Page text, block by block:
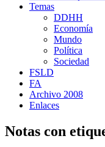
Temas
DDHH
Economía
Mundo
Política
Sociedad
FSLD
FA
Archivo 2008
Enlaces
Notas con